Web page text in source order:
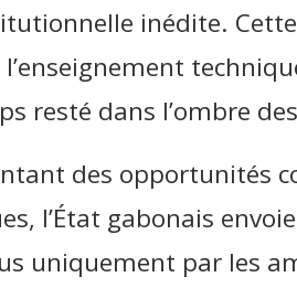
inédite.
resté dans l’ombre
des opportunités
l’État gabonais
uniquement par les